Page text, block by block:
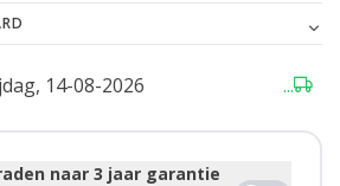
14-08-2026 ...
naar 3 jaar garantie